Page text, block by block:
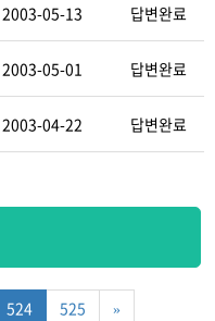
2003-05-13 답변완료
2003-05-01 답변완료
2003-04-22 답변완료
524 525 »